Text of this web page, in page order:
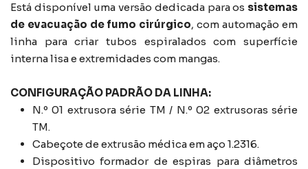
Está disponível uma versão dedicada para os sistemas
de evacuação de fumo cirúrgico, com automação em
linha para criar tubos espiralados com superfície
interna lisa e extremidades com mangas.
CONFIGURAÇÃO PADRÃO DA LINHA:
N.º 01 extrusora série TM / N.º 02 extrusoras série
TM.
Cabeçote de extrusão médica em aço 1.2316.
Dispositivo formador de espiras para diâmetros